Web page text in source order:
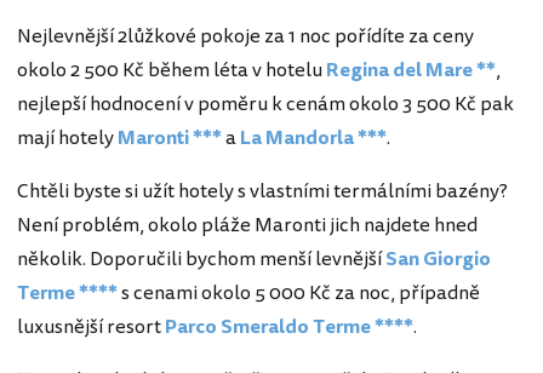
Nejlevnější 2lůžkové pokoje za 1 noc pořídíte za ceny
okolo 2 500 Kč během léta v hoteluRegina del Mare **,
nejlepší hodnocení v poměru k cenám okolo 3 500 Kč pak
mají hotelyMaronti ***aLa Mandorla ***.
Chtěli byste si užít hotely s vlastními termálními bazény?
Není problém, okolo pláže Maronti jich najdete hned
několik. Doporučili bychom menší levnějšíSan Giorgio
Terme ****s cenami okolo 5 000 Kč za noc, případně
luxusnější resortParco Smeraldo Terme ****.